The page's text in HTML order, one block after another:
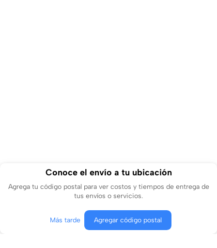
Conoce el envío a tu ubicación
Agrega tu código postal para ver costos y tiempos de entrega de
tus envíos o servicios.
Más tarde Agregar código postal
Agregar al carrito Comprar ahora